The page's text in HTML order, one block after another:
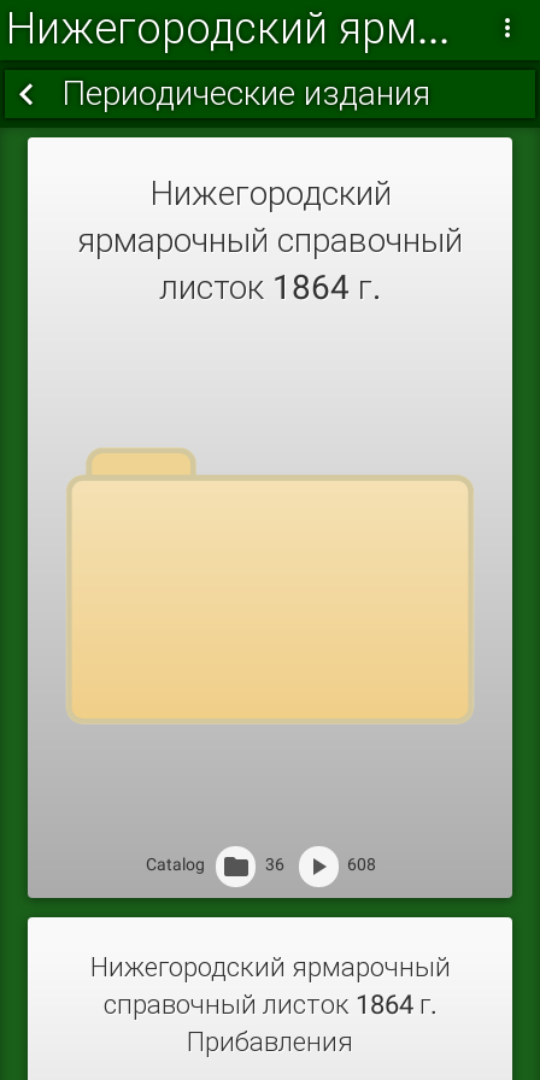
Нижегородский ярмарочный справочный листок
Периодические издания
Нижегородский
ярмарочный справочный
листок 1864 г.
Catalog 36 608
Нижегородский ярмарочный
справочный листок 1864 г.
Прибавления